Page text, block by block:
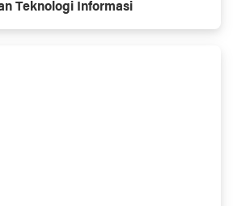
Teknologi Informasi